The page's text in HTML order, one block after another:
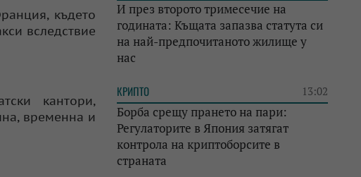
където
вследствие
кантори,
временна и
И през второто тримесечие на
годината: Къщата запазва статута си
на най-предпочитаното жилище у
нас
КРИПТО 13:02
Борба срещу прането на пари:
Регулаторите в Япония затягат
контрола на криптоборсите в
страната